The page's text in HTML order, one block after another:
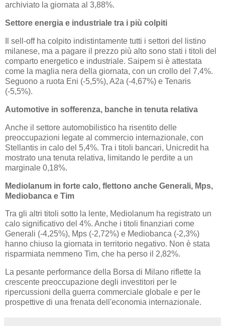
archiviato la giornata al 3,88%.
Settore energia e industriale tra i più colpiti
Il sell-off ha colpito indistintamente tutti i settori del listino
milanese, ma a pagare il prezzo più alto sono stati i titoli del
comparto energetico e industriale. Saipem si è attestata
come la maglia nera della giornata, con un crollo del 7,4%.
Seguono a ruota Eni (-5,5%), A2a (-4,67%) e Tenaris
(-5,5%).
Automotive in sofferenza, banche in tenuta relativa
Anche il settore automobilistico ha risentito delle
preoccupazioni legate al commercio internazionale, con
Stellantis in calo del 5,4%. Tra i titoli bancari, Unicredit ha
mostrato una tenuta relativa, limitando le perdite a un
marginale 0,18%.
Mediolanum in forte calo, flettono anche Generali, Mps,
Mediobanca e Tim
Tra gli altri titoli sotto la lente, Mediolanum ha registrato un
calo significativo del 4%. Anche i titoli finanziari come
Generali (-4,25%), Mps (-2,72%) e Mediobanca (-2,3%)
hanno chiuso la giornata in territorio negativo. Non è stata
risparmiata nemmeno Tim, che ha perso il 2,82%.
La pesante performance della Borsa di Milano riflette la
crescente preoccupazione degli investitori per le
ripercussioni della guerra commerciale globale e per le
prospettive di una frenata dell'economia internazionale.